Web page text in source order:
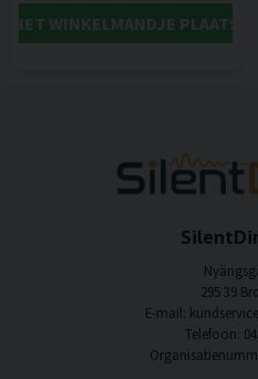
HET WINKELMANDJE PLAATSEN
295 39
E-mail:
Telefoon: